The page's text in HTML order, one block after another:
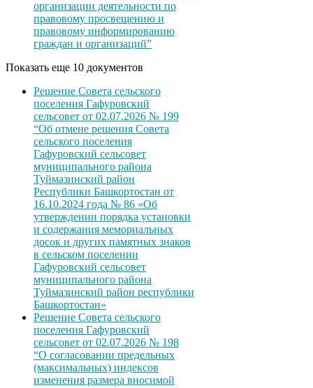
организации деятельности по
правовому просвещению и
правовому информированию
граждан и организаций”
Показать еще 10 документов
Решение Совета сельского
поселения Гафуровский
сельсовет от 02.07.2026 № 199
“Об отмене решения Совета
сельского поселения
Гафуровский сельсовет
муниципального района
Туймазинский район
Республики Башкортостан от
16.10.2024 года № 86 «Об
утверждении порядка установки
и содержания мемориальных
досок и других памятных знаков
в сельском поселении
Гафуровский сельсовет
муниципального района
Туймазинский район республики
Башкортостан»
Решение Совета сельского
поселения Гафуровский
сельсовет от 02.07.2026 № 198
“О согласовании предельных
(максимальных) индексов
изменения размера вносимой